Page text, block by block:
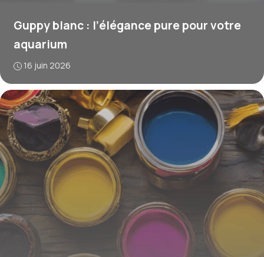
Guppy blanc : l’élégance pure pour votre
aquarium
16 juin 2026